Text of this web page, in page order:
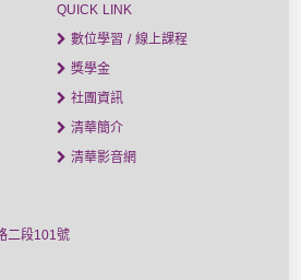
QUICK LINK
數位學習 / 線上課程
獎學金
社團資訊
清華簡介
清華影音網
二段101號